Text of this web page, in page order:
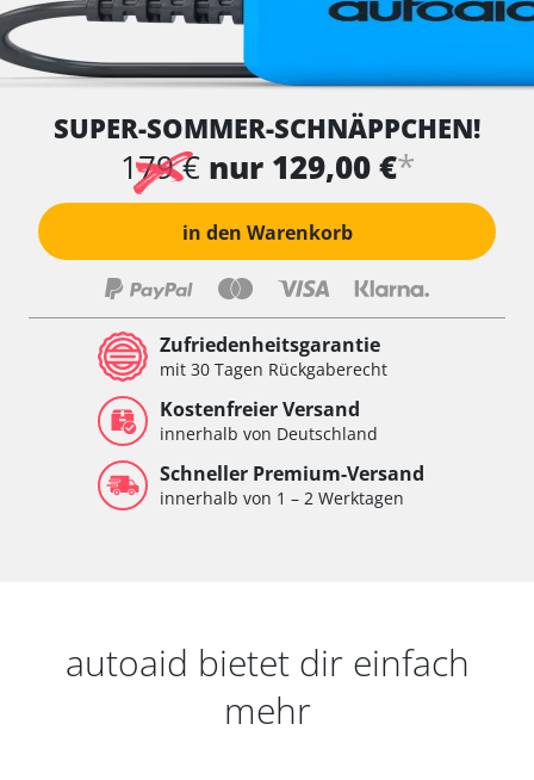
SUPER-SOMMER-SCHNÄPPCHEN!
179 € nur 129,00 €*
in den Warenkorb
Zufriedenheitsgarantie
mit 30 Tagen Rückgaberecht
Kostenfreier Versand
innerhalb von Deutschland
Schneller Premium-Versand
innerhalb von 1 – 2 Werktagen
autoaid bietet dir einfach
mehr